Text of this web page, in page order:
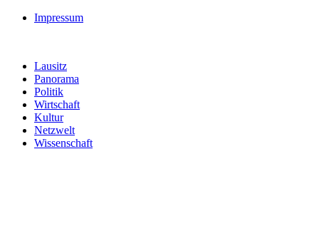
Impressum
Lausitz
Panorama
Politik
Wirtschaft
Kultur
Netzwelt
Wissenschaft